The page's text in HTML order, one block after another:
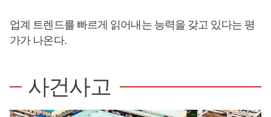
업계 트렌드를 빠르게 읽어내는 능력을 갖고 있다는 평
가가 나온다.
사건사고